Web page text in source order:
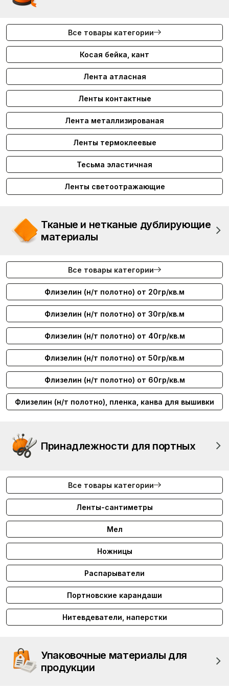
Все товары категории
Косая бейка, кант
Лента атласная
Ленты контактные
Лента металлизированая
Ленты термоклеевые
Тесьма эластичная
Ленты светоотражающие
Тканые и нетканые дублирующие
материалы
Все товары категории
Флизелин (н/т полотно) от 20гр/кв.м
Флизелин (н/т полотно) от 30гр/кв.м
Флизелин (н/т полотно) от 40гр/кв.м
Флизелин (н/т полотно) от 50гр/кв.м
Флизелин (н/т полотно) от 60гр/кв.м
Флизелин (н/т полотно), пленка, канва для вышивки
Принадлежности для портных
Все товары категории
Ленты-сантиметры
Мел
Ножницы
Распарыватели
Портновские карандаши
Нитевдеватели, наперстки
Упаковочные материалы для
продукции